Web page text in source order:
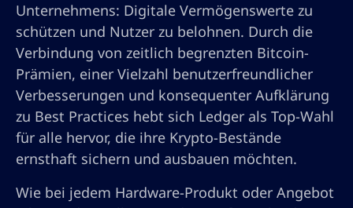
Unternehmens: Digitale Vermögenswerte zu
schützen und Nutzer zu belohnen. Durch die
Verbindung von zeitlich begrenzten Bitcoin-
Prämien, einer Vielzahl benutzerfreundlicher
Verbesserungen und konsequenter Aufklärung
zu Best Practices hebt sich Ledger als Top-Wahl
für alle hervor, die ihre Krypto-Bestände
ernsthaft sichern und ausbauen möchten.
Wie bei jedem Hardware-Produkt oder Angebot